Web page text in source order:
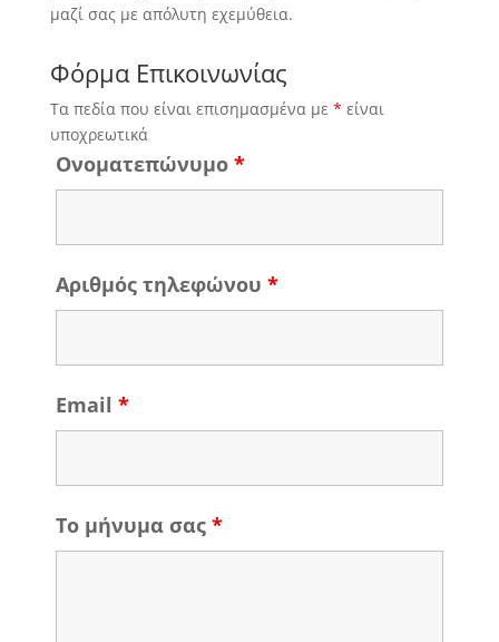
μαζί σας με απόλυτη εχεμύθεια.
Φόρμα Επικοινωνίας
Τα πεδία που είναι επισημασμένα με * είναι
υποχρεωτικά
Ονοματεπώνυμο *
Αριθμός τηλεφώνου *
Email *
Το μήνυμα σας *